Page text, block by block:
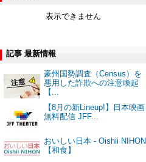
表示できません
記事 最新情報
豪州国勢調査（Census）を
悪用した詐欺への注意喚起
【...
【8月の新Lineup!】日本映画
無料配信 JFF...
おいしい日本 - Oishii NIHON
【和食】